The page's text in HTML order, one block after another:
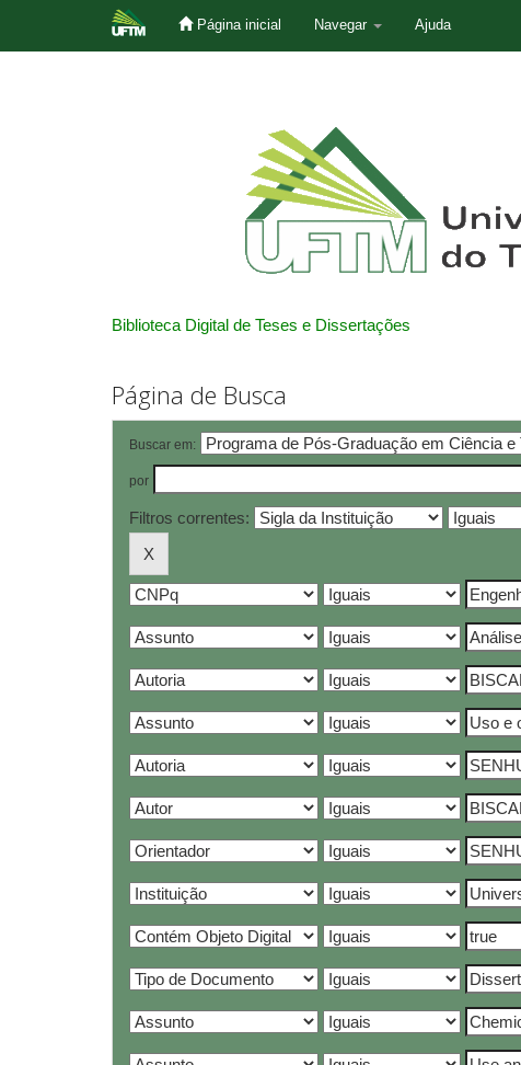
Página inicial Navegar Ajuda
Biblioteca Digital de Teses e Dissertações
Página de Busca
Buscar em:
por
Filtros correntes: